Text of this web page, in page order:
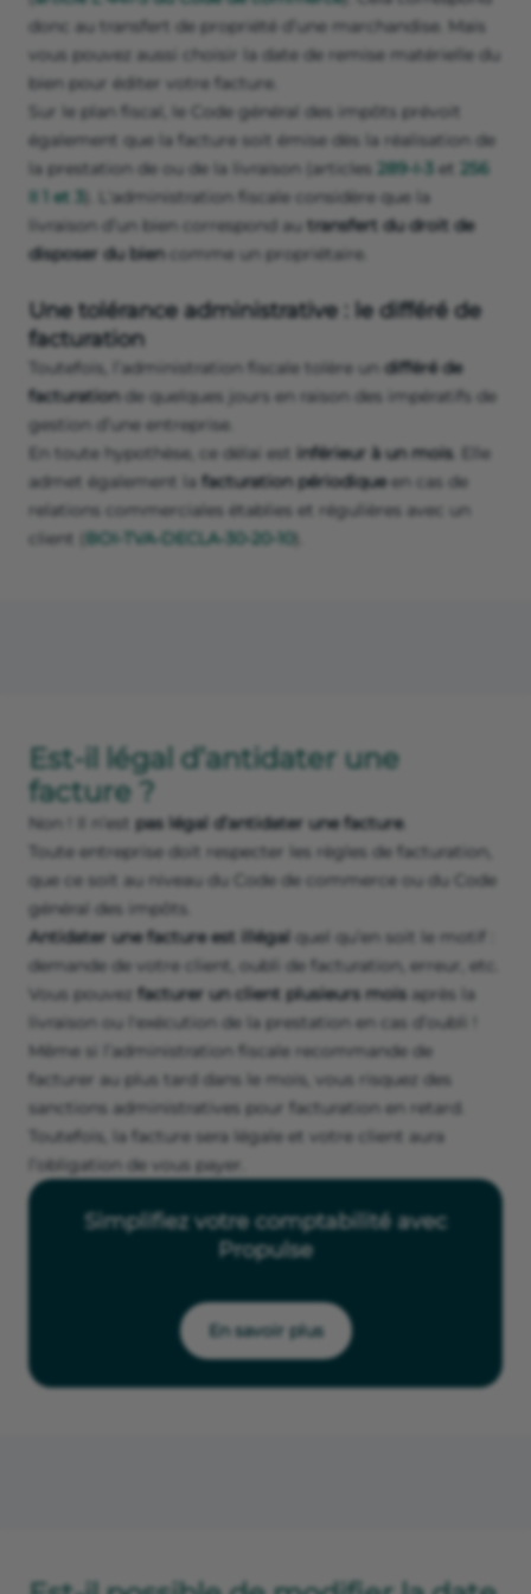
donc au transfert de propriété d’une marchandise. Mais
vous pouvez aussi choisir la date de remise matérielle du
bien pour éditer votre facture.
Sur le plan fiscal, le Code général des impôts prévoit
également que la facture soit émise dès la réalisation de
la prestation de ou de la livraison (articles 289-I-3 et 256
II 1 et 3
). L'administration fiscale considère que la
livraison d’un bien correspond au transfert du droit de
disposer du bien
comme un propriétaire.
Une tolérance administrative : le différé de
facturation
Toutefois, l’administration fiscale tolère un différé de
facturation de quelques jours en raison des impératifs de
gestion d’une entreprise.
En toute hypothèse, ce délai est inférieur à un mois. Elle
admet également la facturation périodiqueen cas de
relations commerciales établies et régulières avec un
client ( BOI-TVA-DECLA-30-20-10).
Est-il légal d’antidater une
facture ?
Non ! Il n’est pas légal d’antidater une facture.
Toute entreprise doit respecter les règles de facturation,
que ce soit au niveau du Code de commerce ou du Code
général des impôts.
Antidater une facture est illégal quel qu’en soit le motif :
demande de votre client, oubli de facturation, erreur, etc.
Vous pouvez facturer un client plusieurs mois après la
livraison ou l'exécution de la prestation en cas d’oubli !
Même si l’administration fiscale recommande de
facturer au plus tard dans le mois, vous risquez des
sanctions administratives pour facturation en retard.
Toutefois, la facture sera légale et votre client aura
l’obligation de vous payer.
Simplifiez votre comptabilité avec
Propulse
En savoir plus